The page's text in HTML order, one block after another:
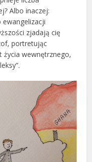
Albo inaczej:
zjadają cię
portretując
życia wewnętrznego,